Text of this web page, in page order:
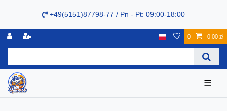
+49(5151)87798-77 / Pn - Pt: 09:00-18:00
0 0,00 zł
☰